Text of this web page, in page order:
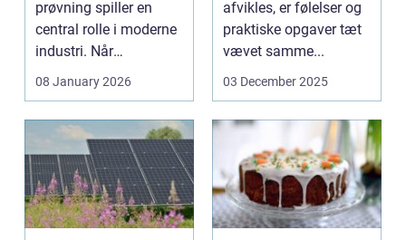
prøvning spiller en
central rolle i moderne
industri. Når
svejsninger,
trykbærende u...
08 January 2026
afvikles, er følelser og
praktiske opgaver tæt
vævet samme...
03 December 2025